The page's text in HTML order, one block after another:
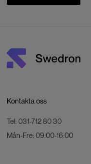
Kontakta oss
Tel: 031-712 80 30
Mån-Fre: 09:00-16:00